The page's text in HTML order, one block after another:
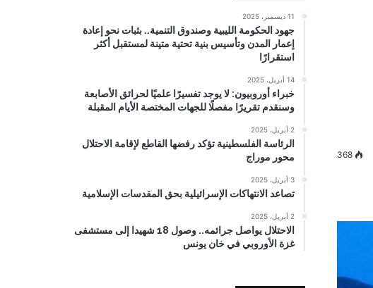
368
11 ديسمبر، 2025
جهود الحكومة الليبية وصندوق التنمية.. بثبات نحو إعادة
إعمار المدن وتأسيس بنية تحتية متينة لمستقبل أكثر
استقرارًا
14 أبريل، 2025
خبراء أوروبيون: لا يوجد تفسيرًا علميًا لحرائق الأصابعة
وسنقدم تقريرًا مفصلًا للجهات المختصة الأيام المقبلة
2 أبريل، 2025
الرئاسة الفلسطينية تؤكد رفضها القاطع لإقامة الاحتلال
محور موراج
3 أبريل، 2025
تصاعد الانتهاكات الإسرائيلية بحق المقدسات الإسلامية
2 أبريل، 2025
الاحتلال يواصل جرائمه.. وصول 18 شهيدا إلى مستشفى
غزة الأوروبي في خان يونس